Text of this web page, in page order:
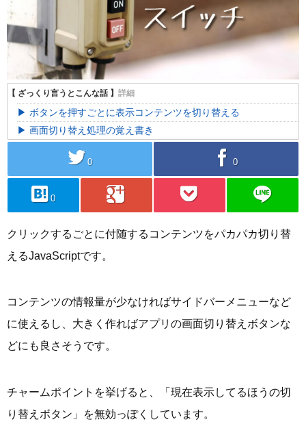
ボタンを押すごとに表示コンテンツを切り替える
画面切り替え処理の覚え書き
twitter 0 facebook 0
hatebu 0 googleplus pocket line
クリックするごとに付随するコンテンツをパカパカ切り替
えるJavaScriptです。
コンテンツの情報量が少なければサイドバーメニューなど
に使えるし、大きく作ればアプリの画面切り替えボタンな
どにも良さそうです。
チャームポイントを挙げると、「現在表示してるほうの切
り替えボタン」を無効っぽくしています。